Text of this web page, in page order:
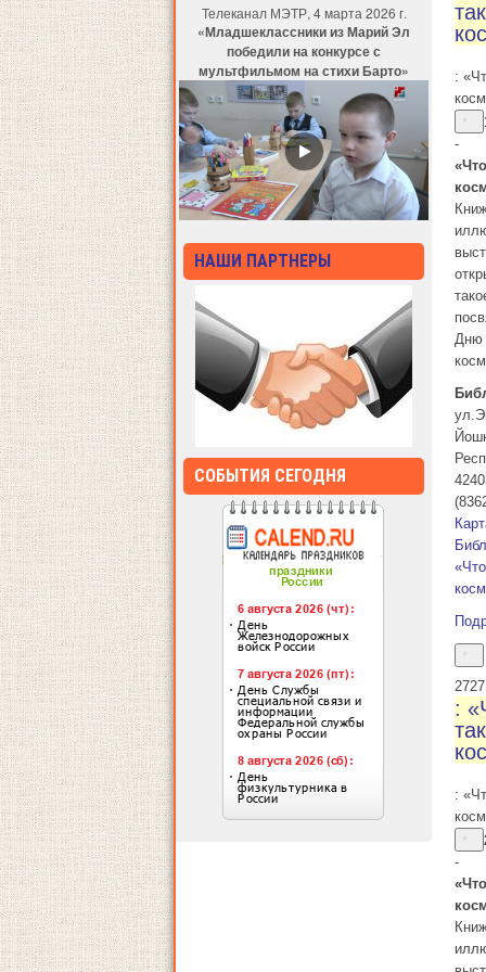
Телеканал МЭТР, 4 марта 2026 г.
«Младшеклассники из Марий Эл
победили на конкурсе с
мультфильмом на стихи Барто»
НАШИ ПАРТНЕРЫ
СОБЫТИЯ СЕГОДНЯ
:
-
Дню
27
:
:
-